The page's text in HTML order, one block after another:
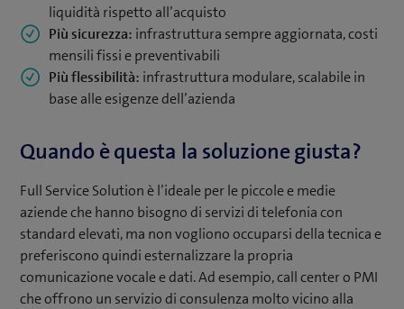
liquidità rispetto all’acquisto
Più sicurezza: infrastruttura sempre aggiornata, costi
mensili fissi e preventivabili
Più flessibilità: infrastruttura modulare, scalabile in
base alle esigenze dell’azienda
Quando è questa la soluzione giusta?
Full Service Solution è l’ideale per le piccole e medie
aziende che hanno bisogno di servizi di telefonia con
standard elevati, ma non vogliono occuparsi della tecnica e
preferiscono quindi esternalizzare la propria
comunicazione vocale e dati. Ad esempio, call center o PMI
che offrono un servizio di consulenza molto vicino alla